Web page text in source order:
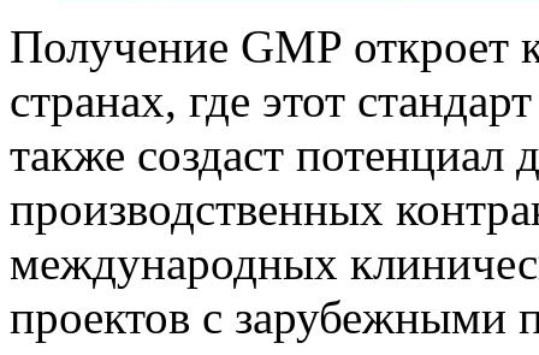
Получение GMP откроет
странах, где этот
также создаст потенциал
производственных
международных
проектов с зарубежными